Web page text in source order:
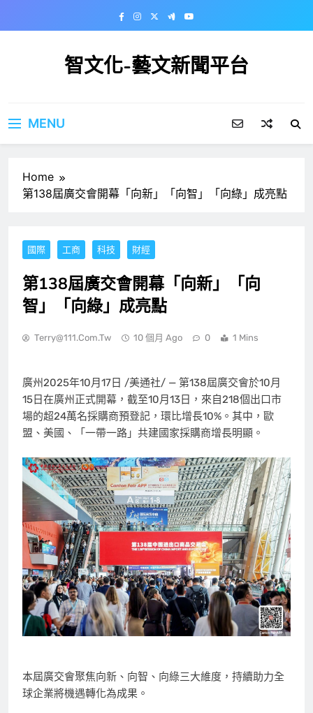
智文化-藝文新聞平台
MENU
Home
第138屆廣交會開幕「向新」「向智」「向綠」成亮點
國際 工商 科技 財經
第138屆廣交會開幕「向新」「向
智」「向綠」成亮點
Terry@111.com.tw 10 個月 Ago 0 1 Mins
廣州2025年10月17日 /美通社/ — 第138屆廣交會於10月
15日在廣州正式開幕，截至10月13日，來自218個出口市
場的超24萬名採購商預登記，環比增長10%。其中，歐
盟、美國、「一帶一路 」 共建國家採購商增長明顯。
本屆廣交會聚焦向新、向智、向綠三大維度，持續助力全
球企業將機遇轉化為成果。